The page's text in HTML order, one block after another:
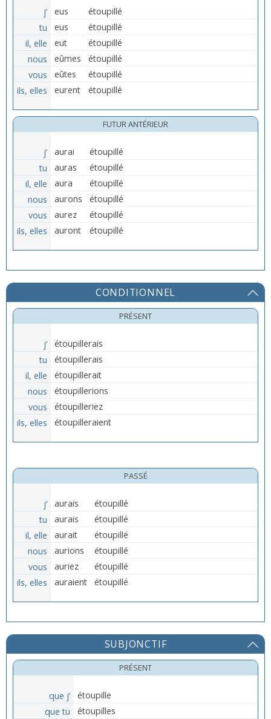
j’ eus
étoupillé
tu
eus
étoupillé
il, elle
eut
étoupillé
nous
eûmes
étoupillé
vous
eûtes
étoupillé
ils, elles
eurent étoupillé
FUTUR ANTÉRIEUR
j’ aurai
étoupillé
tu
auras
étoupillé
il, elle
aura
étoupillé
nous
aurons
étoupillé
vous
aurez
étoupillé
ils, elles
auront étoupillé
CONDITIONNEL
PRÉSENT
j’
étoupillerais
tu
étoupillerais
il, elle
étoupillerait
nous
étoupillerions
vous
étoupilleriez
ils, elles
étoupilleraient
PASSÉ
j’ aurais
étoupillé
tu
aurais
étoupillé
il, elle
aurait
étoupillé
nous
aurions
étoupillé
vous
auriez
étoupillé
ils, elles
auraient étoupillé
SUBJONCTIF
PRÉSENT
que j’
étoupille
que tu
étoupilles